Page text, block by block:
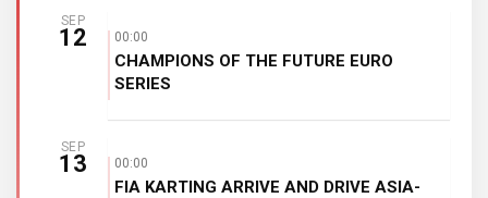
SEP
12 00:00
CHAMPIONS OF THE FUTURE EURO
SERIES
SEP
13 00:00
FIA KARTING ARRIVE AND DRIVE ASIA-